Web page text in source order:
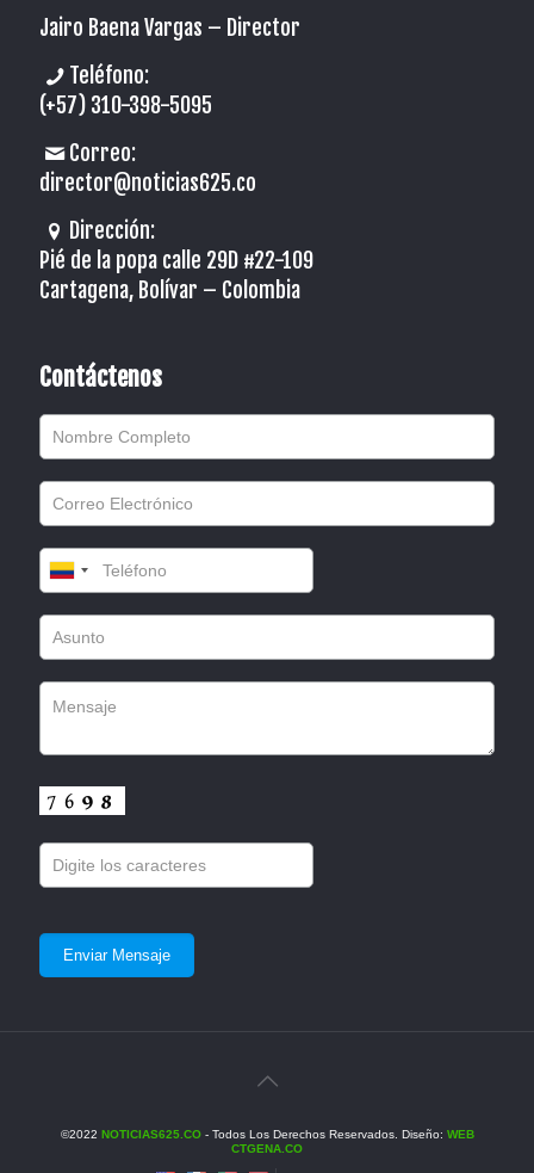
Jairo Baena Vargas – Director
Teléfono:
(+57) 310-398-5095
Correo:
director@noticias625.co
Dirección:
Pié de la popa calle 29D #22-109
Cartagena, Bolívar – Colombia
Contáctenos
©2022 NOTICIAS625.CO- Todos Los Derechos Reservados. Diseño: WEB
CTGENA.CO